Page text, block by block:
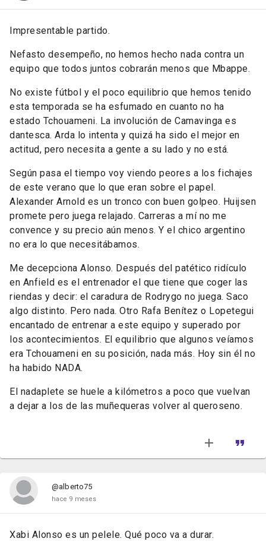
Impresentable partido.
Nefasto desempeño, no hemos hecho nada contra un
equipo que todos juntos cobrarán menos que Mbappe.
No existe fútbol y el poco equilibrio que hemos tenido
esta temporada se ha esfumado en cuanto no ha
estado Tchouameni. La involución de Camavinga es
dantesca. Arda lo intenta y quizá ha sido el mejor en
actitud, pero necesita a gente a su lado y no está.
Según pasa el tiempo voy viendo peores a los fichajes
de este verano que lo que eran sobre el papel.
Alexander Arnold es un tronco con buen golpeo. Huijsen
promete pero juega relajado. Carreras a mí no me
convence y su precio aún menos. Y el chico argentino
no era lo que necesitábamos.
Me decepciona Alonso. Después del patético ridículo
en Anfield es el entrenador el que tiene que coger las
riendas y decir: el caradura de Rodrygo no juega. Saco
algo distinto. Pero nada. Otro Rafa Benítez o Lopetegui
encantado de entrenar a este equipo y superado por
los acontecimientos. El equilibrio que algunos veíamos
era Tchouameni en su posición, nada más. Hoy sin él no
ha habido NADA.
El nadaplete se huele a kilómetros a poco que vuelvan
a dejar a los de las muñequeras volver al queroseno.
@alberto75
hace 9 meses
Xabi Alonso es un pelele. Qué poco va a durar.